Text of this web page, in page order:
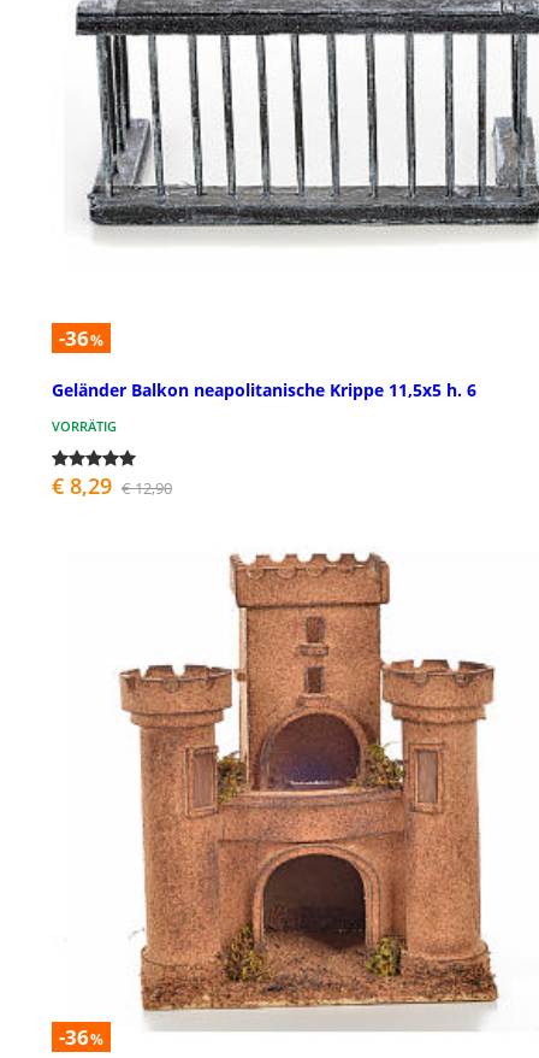
-36%
Geländer Balkon neapolitanische Krippe 11,5x5 h. 6
VORRÄTIG
€ 8,29 € 12,90
-36%